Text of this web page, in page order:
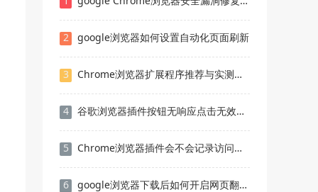
2 google浏览器如何设置自动化页面刷新
3 Chrome浏览器扩展程序推荐与实测分享
4 谷歌浏览器插件按钮无响应点击无效的修复步骤
5 Chrome浏览器插件会不会记录访问数据
6 google浏览器下载后如何开启网页翻译快捷方式